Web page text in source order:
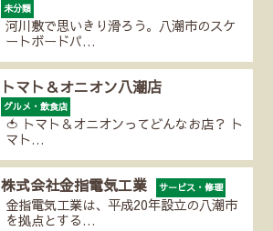
未分類
河川敷で思いきり滑ろう。八潮市のスケ
ートボードパ…
トマト＆オニオン八潮店
グルメ・飲食店
🍅 トマト＆オニオンってどんなお店？ ト
マト…
株式会社金指電気工業 サービス・修理
金指電気工業は、平成20年設立の八潮市
を拠点とする…